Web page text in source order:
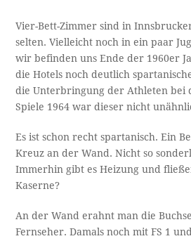
Vier-Bett-Zimmer sind in
selten. Vielleicht noch in ein paar
wir befinden uns Ende der 1960er
die Hotels noch deutlich
die Unterbringung der Athleten bei
Spiele 1964 war dieser nicht
Es ist schon recht spartanisch. Ein
Kreuz an der Wand. Nicht so
Immerhin gibt es Heizung und
Kaserne?
An der Wand erahnt man die
Fernseher. Damals noch mit FS 1